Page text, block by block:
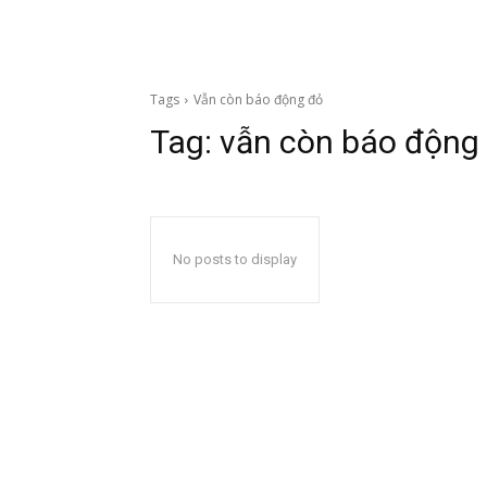
Tags Vẫn còn báo động đỏ
Tag: vẫn còn báo
No posts to display